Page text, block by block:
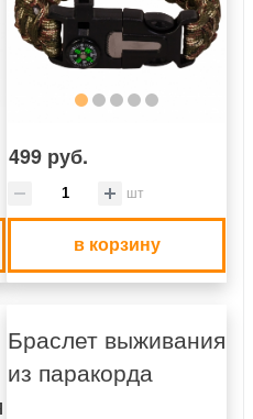
499 руб.
шт
в корзину
Браслет выживания
из паракорда